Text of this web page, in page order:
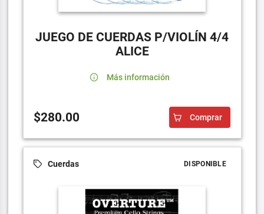
JUEGO DE CUERDAS P/VIOLÍN 4/4
ALICE
Más información
$280.00 Comprar
Cuerdas DISPONIBLE